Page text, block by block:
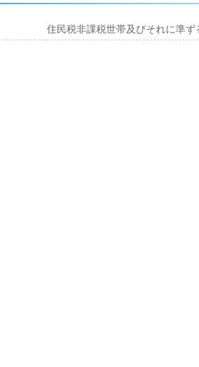
住民税非課税世帯及びそれに準ず